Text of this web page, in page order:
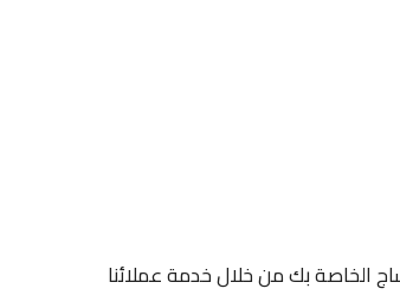
الخاصة بك من خلال خدمة عملائنا